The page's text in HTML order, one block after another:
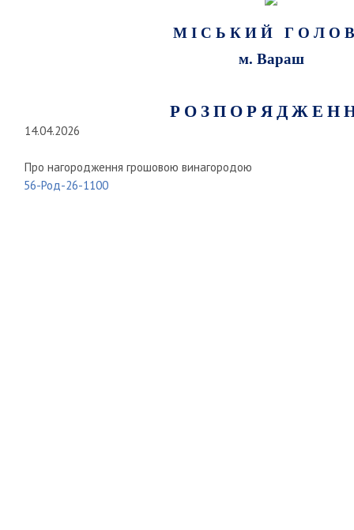
М І С Ь К И Й Г О Л О
м. Вараш
Р О З П О Р Я Д Ж Е Н
14.04.2026
Про нагородження грошовою винагородою
56-Род-26-1100